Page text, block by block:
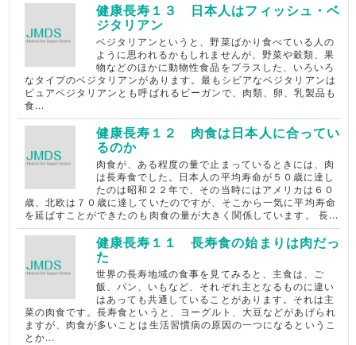
健康長寿１３ 日本人はフィッシュ・ベ
ジタリアン
ベジタリアンというと、野菜ばかり食べている人の
ように思われるかもしれませんが、野菜や穀類、果
物などのほかに動物性食品をプラスした、いろいろ
なタイプのベジタリアンがあります。最もシビアなベジタリアンは
ピュアベジタリアンとも呼ばれるビーガンで、肉類、卵、乳製品も
食...
健康長寿１２ 肉食は日本人に合ってい
るのか
肉食が、ある程度の量で止まっているときには、肉
は長寿食でした。日本人の平均寿命が５０歳に達し
たのは昭和２２年で、その当時にはアメリカは６０
歳、北欧は７０歳に達していたのですが、そこから一気に平均寿命
を延ばすことができたのも肉食の量が大きく関係しています。 長...
健康長寿１１ 長寿食の始まりは肉だっ
た
世界の長寿地域の食事を見てみると、主食は、ご
飯、パン、いもなど、それぞれ主となるものに違い
はあっても共通していることがあります。それは主
菜の肉食です。長寿食というと、ヨーグルト、大豆などがあげられ
ますが、肉食が多いことは生活習慣病の原因の一つになるというこ
とか...